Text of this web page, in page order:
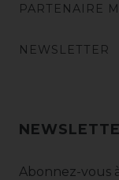
PARTENAIRE
NEWSLETTER
Abonnez-vous